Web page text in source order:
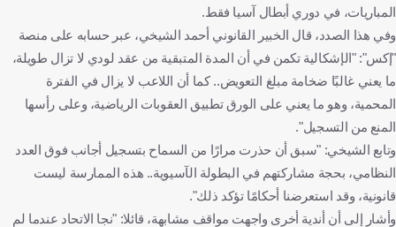
المباريات، في دوري أبطال آسيا فقط.
وفي هذا الصدد، قال الخبير القانوني أحمد الشيخي، عبر حسابه على منصة
"إكس": "الإشكالية تكمن في أن المدة المتبقية من عقد لودي لا تزال طويلة،
ما يعني غالبًا ضخامة مبلغ التعويض.. كما أن اللاعب لا يزال في الفترة
المحمية، وهو ما يعني على الورق تطبيق العقوبات الرياضية، وعلى رأسها
المنع من التسجيل".
وتابع الشيخي: "سبق أن حذرت مرارًا من السماح بتسجيل أجانب فوق العدد
النظامي، بحجة مشاركتهم في البطولة الآسيوية.. هذه الممارسة ليست
قانونية، وقد استعرضنا أحكامًا تؤكد ذلك".
وأشار إلى أن أندية أخرى واجهت مواقف مشابهة، قائلا: "نجا الاتحاد عندما لم